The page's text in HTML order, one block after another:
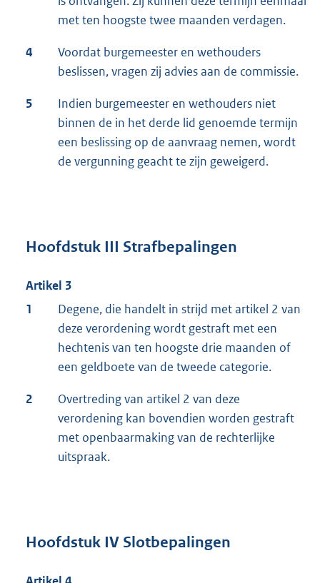
met ten hoogste twee maanden verdagen.
4
Voordat burgemeester en wethouders
beslissen, vragen zij advies aan de commissie.
5
Indien burgemeester en wethouders niet
binnen de in het derde lid genoemde termijn
een beslissing op de aanvraag nemen, wordt
de vergunning geacht te zijn geweigerd.
Hoofdstuk III Strafbepalingen
Artikel 3
1
Degene, die handelt in strijd met artikel 2 van
deze verordening wordt gestraft met een
hechtenis van ten hoogste drie maanden of
een geldboete van de tweede categorie.
2
Overtreding van artikel 2 van deze
verordening kan bovendien worden gestraft
met openbaarmaking van de rechterlijke
uitspraak.
Hoofdstuk IV Slotbepalingen